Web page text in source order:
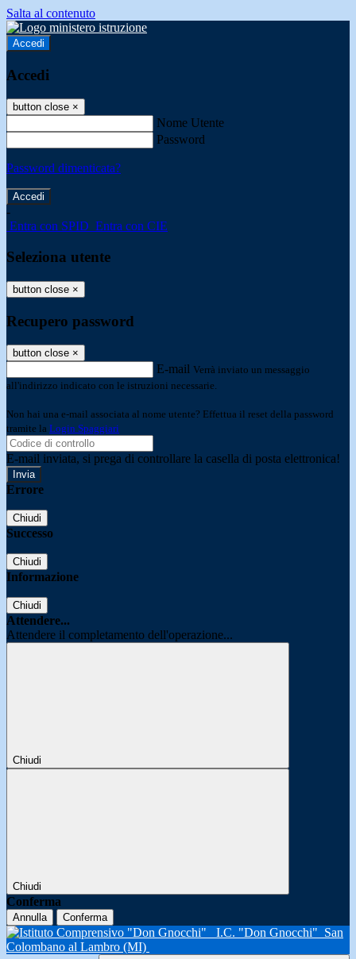
Salta al contenuto
Accedi
Accedi
button close ×
Nome Utente
Password
Password dimenticata?
-
Entra con SPID Entra con CIE
Seleziona utente
button close ×
Recupero password
button close ×
E-mail Verrà inviato un messaggio
all'indirizzo indicato con le istruzioni necessarie.
Non hai una e-mail associata al nome utente? Effettua il reset della password
tramite la Login Spaggiari
E-mail inviata, si prega di controllare la casella di posta elettronica!
Errore
Chiudi
Successo
Chiudi
Informazione
Chiudi
Attendere...
Attendere il completamento dell'operazione...
Chiudi
Chiudi
Conferma
Annulla Conferma
I.C. "Don Gnocchi" San
Colombano al Lambro (MI)